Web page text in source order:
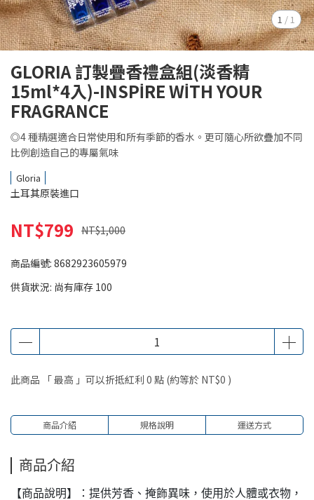
1 / 1
GLORIA 訂製疊香禮盒組(淡香精
15ml*4入)-INSPİRE WİTH YOUR
FRAGRANCE
◎4 種精選適合日常使用和所有季節的香水。更可隨心所欲疊加不同
比例創造自己的專屬氣味
Gloria
土耳其原裝進口
NT$799 NT$1,000
商品編號: 8682923605979
供貨狀況: 尚有庫存 100
此商品 「 最高 」可以折抵紅利 0 點 (約等於 NT$0 )
商品介紹 規格說明 運送方式
商品介紹
【商品說明】：提供芳香、掩飾異味，使用於人體或衣物，